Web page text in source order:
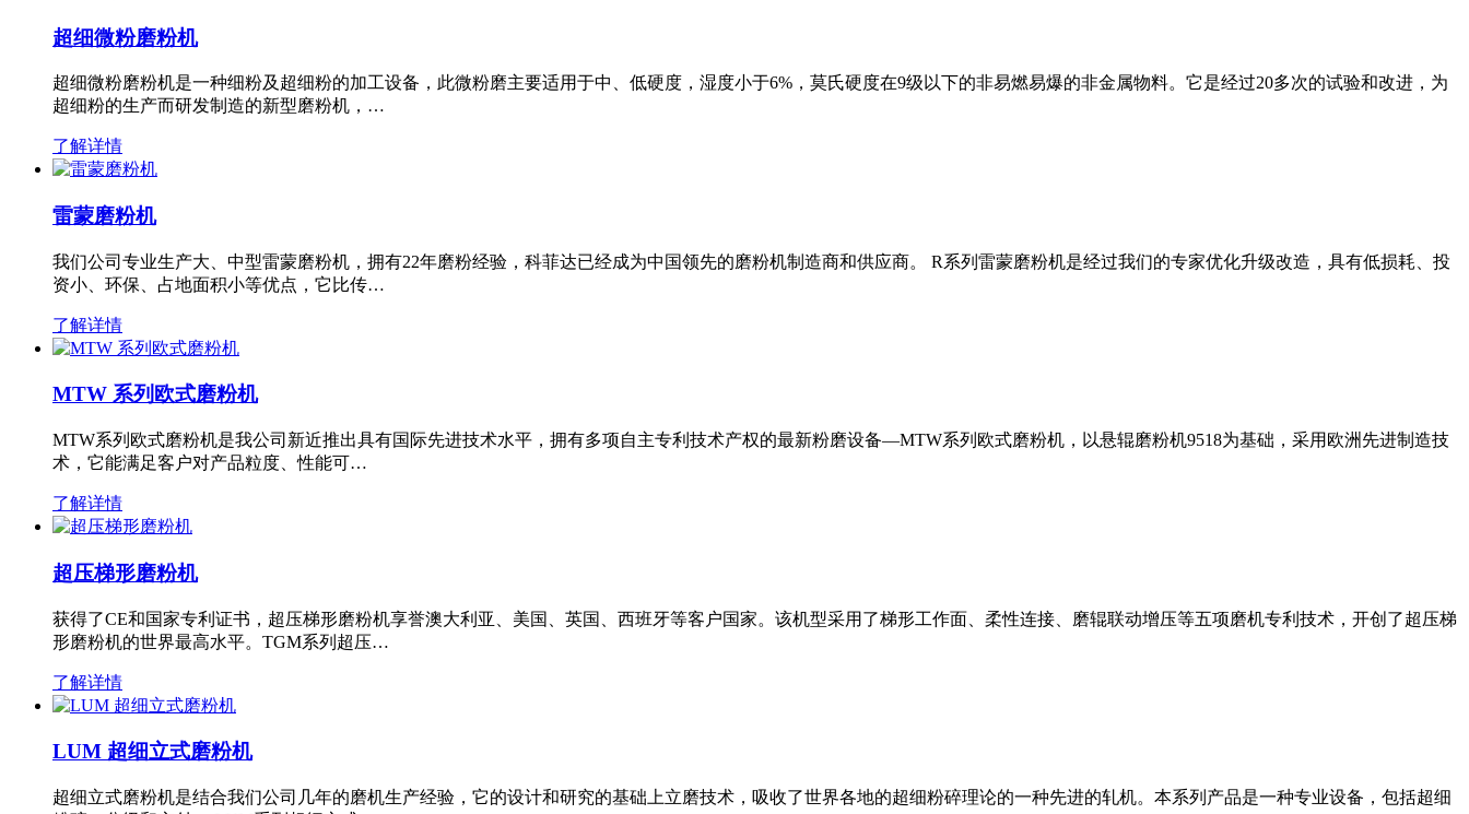
超细微粉磨粉机
超细微粉磨粉机是一种细粉及超细粉的加工设备，此微粉磨主要适用于中、低硬度，湿度小于6%，莫氏硬度在9级以下的非易燃易爆的非金属物料。它是经过20多次的试验和改进，为
超细粉的生产而研发制造的新型磨粉机，…
了解详情
雷蒙磨粉机
我们公司专业生产大、中型雷蒙磨粉机，拥有22年磨粉经验，科菲达已经成为中国领先的磨粉机制造商和供应商。 R系列雷蒙磨粉机是经过我们的专家优化升级改造，具有低损耗、投
资小、环保、占地面积小等优点，它比传…
了解详情
MTW 系列欧式磨粉机
MTW系列欧式磨粉机是我公司新近推出具有国际先进技术水平，拥有多项自主专利技术产权的最新粉磨设备—MTW系列欧式磨粉机，以悬辊磨粉机9518为基础，采用欧洲先进制造技
术，它能满足客户对产品粒度、性能可…
了解详情
超压梯形磨粉机
获得了CE和国家专利证书，超压梯形磨粉机享誉澳大利亚、美国、英国、西班牙等客户国家。该机型采用了梯形工作面、柔性连接、磨辊联动增压等五项磨机专利技术，开创了超压梯
形磨粉机的世界最高水平。TGM系列超压…
了解详情
LUM 超细立式磨粉机
超细立式磨粉机是结合我们公司几年的磨机生产经验，它的设计和研究的基础上立磨技术，吸收了世界各地的超细粉碎理论的一种先进的轧机。本系列产品是一种专业设备，包括超细